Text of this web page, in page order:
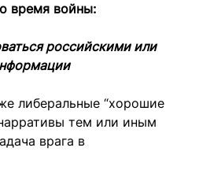
время войны:
российскими или
либеральные “хорошие
тем или иным
врага в